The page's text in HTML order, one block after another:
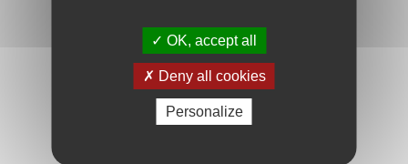
OK, accept all
Deny all cookies
Personalize